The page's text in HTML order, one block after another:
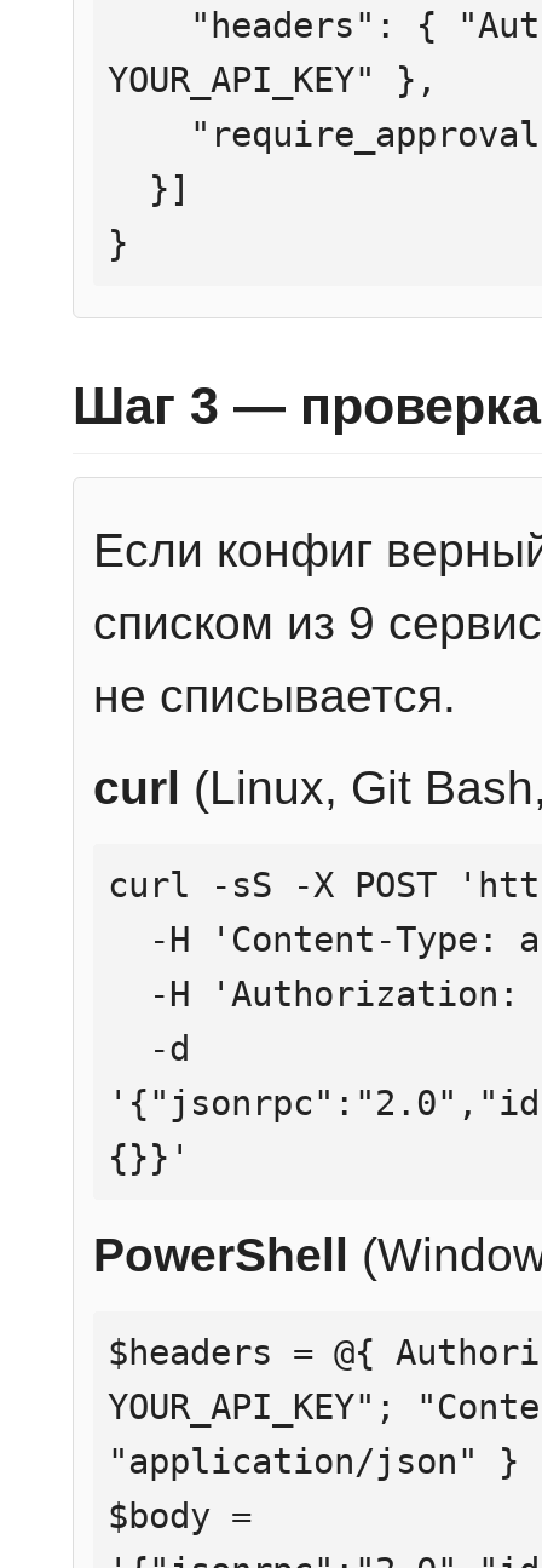
YOUR_API_KEY" },
}
Шаг 3 — проверка
Если конфиг
списком из 9
не списывается.
curl (Linux, Git
curl -sS -X POST
{}}'
PowerShell
$headers = @{
YOUR_API_KEY";
"application/json" }
$body =